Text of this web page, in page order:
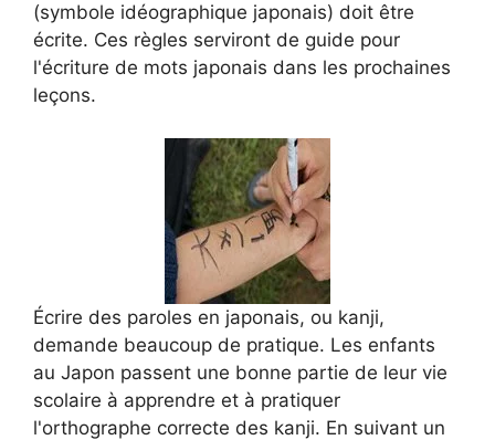
t
s
e
g
t
e
e
s
t
e
b
o
k
y
L
n
k
t
a
(symbole idéographique japonais) doit être
écrite. Ces règles serviront de guide pour
l'écriture de mots japonais dans les prochaines
leçons.
Écrire des paroles en japonais, ou kanji,
demande beaucoup de pratique. Les enfants
au Japon passent une bonne partie de leur vie
scolaire à apprendre et à pratiquer
l'orthographe correcte des kanji. En suivant un